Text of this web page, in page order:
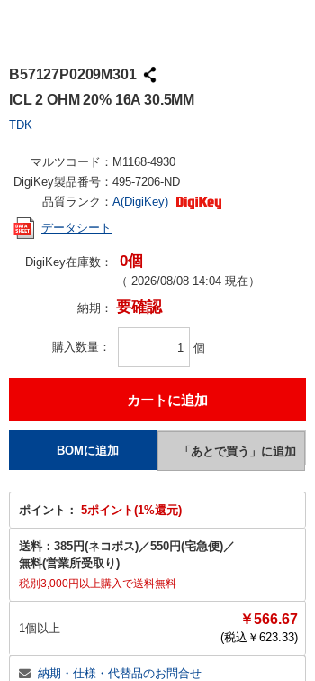
B57127P0209M301
ICL 2 OHM 20% 16A 30.5MM
TDK
マルツコード： M1168-4930
DigiKey製品番号： 495-7206-ND
品質ランク： A(DigiKey)
データシート
DigiKey在庫数： 0個
（ 2026/08/08 14:04 現在）
納期： 要確認
購入数量 個
ポイント： 5ポイント(1%還元)
送料： 385円(ネコポス)／550円(宅急便)／
無料(営業所受取り)
税別3,000円以上購入で送料無料
1個以上
￥566.67
(税込￥ 623.33)
納期・仕様・代替品のお問合せ